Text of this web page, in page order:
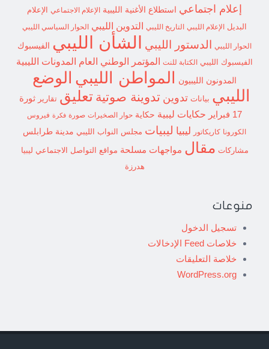
إعلام اجتماعي استطلاع الأغنية الليبية الإعلام الاجتماعي
الإعلام
البديل الإعلام الليبي التاريخ الليبي التدوين الليبي الحوار السياسي الليبي
الحوار الليبي الدستور الليبي الشأن الليبي الفيسبوك
الفيسبوك الليبي الكتابة للنت المؤتمر الوطني العام المدونات الليبية
المدونون الليبيون المواطن الليبي الوضع
الليبي بيانات تدوين تدوينة صوتية تعليق تقارير
ثورة
17 فبراير
حكايات ليبية حكاية حوار الصخيرات صورة فكرة فيروس
الكورونا كاريكاتور ليبيا ليبيات مجلس النواب الليبي مدينة طرابلس
مشاركات مقال مواجهات مسلحة مواقع التواصل الاجتماعي ليبيا
هدرزة
منوعات
تسجيل الدخول
خلاصات Feed الإدخالات
خلاصة التعليقات
WordPress.org